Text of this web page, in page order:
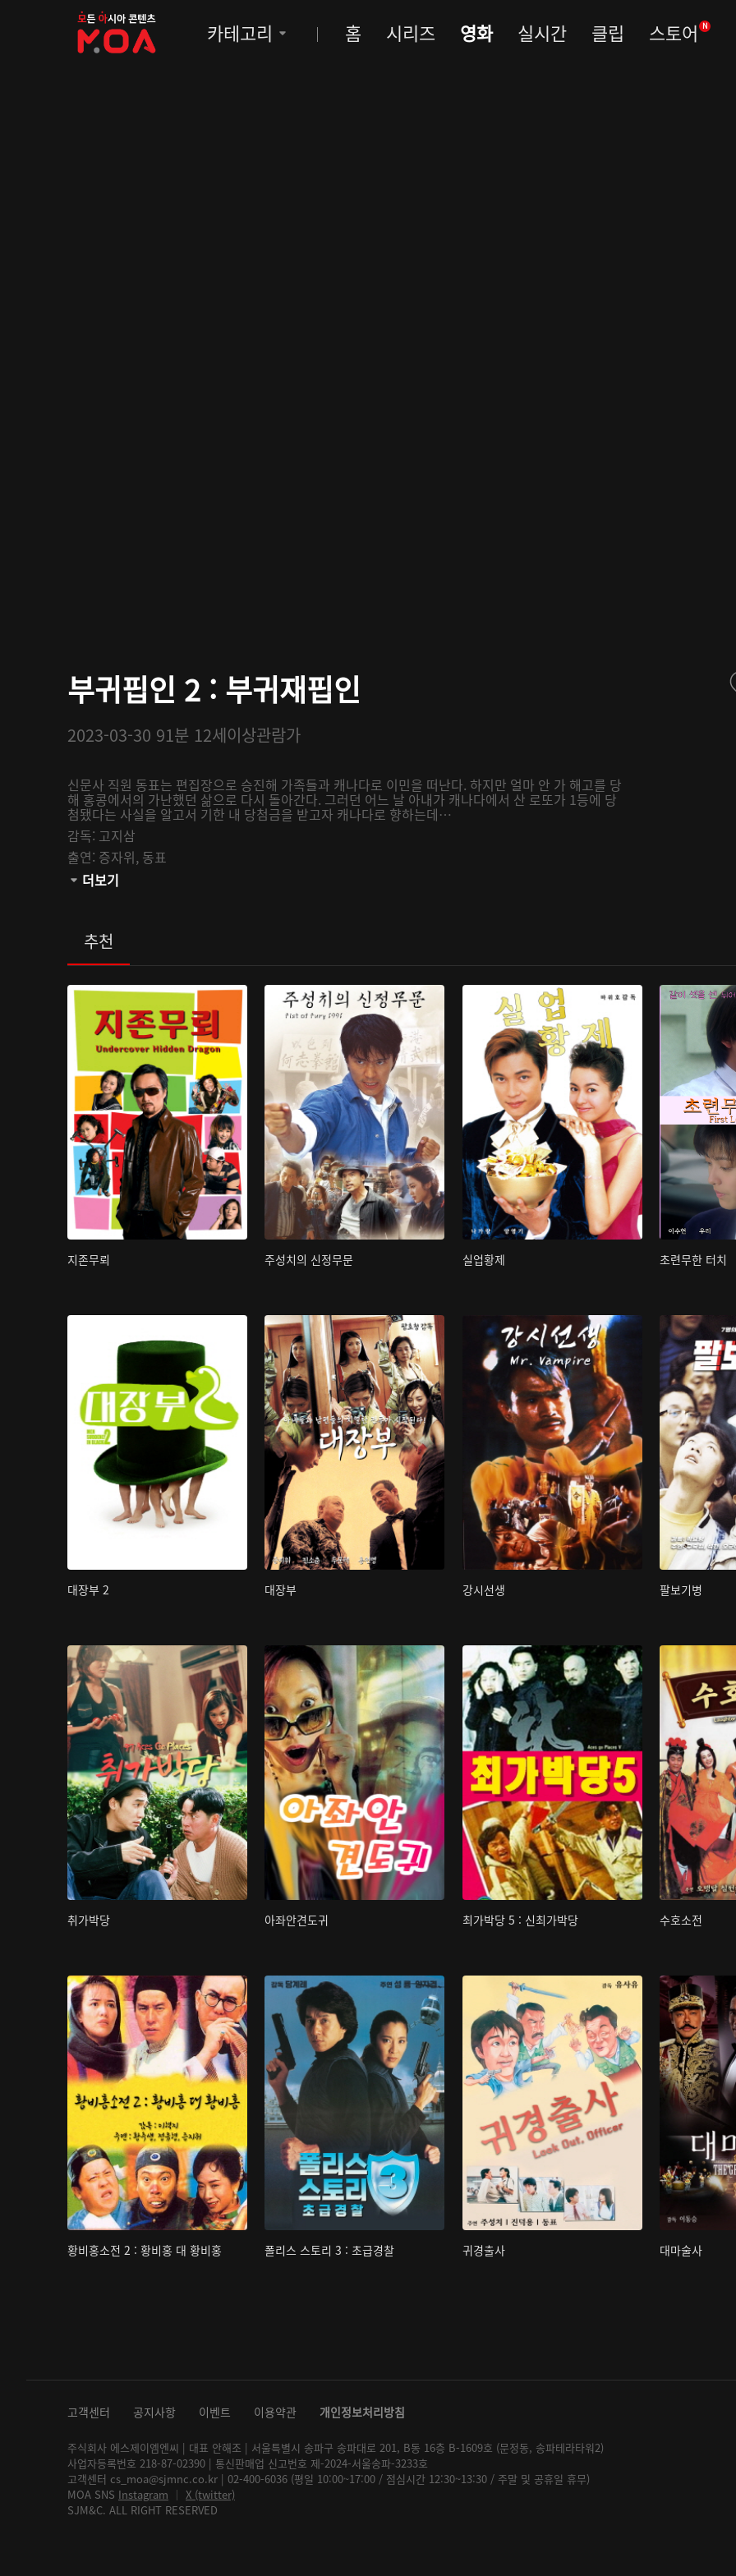
MOA
카테고리 홈 시리즈 영화 실시간 클립 스토어 N
부귀핍인 2 : 부귀재핍인
2023-03-30 91분 12세이상관람가
신문사 직원 동표는 편집장으로 승진해 가족들과 캐나다로 이민을 떠난다. 하지만 얼마 안 가 해고를 당
해 홍콩에서의 가난했던 삶으로 다시 돌아간다. 그러던 어느 날 아내가 캐나다에서 산 로또가 1등에 당
첨됐다는 사실을 알고서 기한 내 당첨금을 받고자 캐나다로 향하는데…
감독: 고지삼
출연: 증자위, 동표
관람등급:
더보기
추천
지존무뢰 주성치의 신정무문 실업황제 초련무한 터치
대장부 2 대장부 강시선생 팔보기병
취가박당 아좌안견도귀 최가박당 5 : 신최가박당 수호소전
황비홍소전 2 : 황비홍 대 황비홍 폴리스 스토리 3 : 초급경찰 귀경출사 대마술사
고객센터 공지사항 이벤트 이용약관 개인정보처리방침
주식회사 에스제이엠엔씨 | 대표 안해조 | 서울특별시 송파구 송파대로 201, B동 16층 B-1609호 (문정동, 송파테라타워2)
사업자등록번호 218-87-02390 | 통신판매업 신고번호 제-2024-서울송파-3233호
고객센터 cs_moa@sjmnc.co.kr | 02-400-6036 (평일 10:00~17:00 / 점심시간 12:30~13:30 / 주말 및 공휴일 휴무)
MOA SNS Instagram │ X (twitter)
SJM&C. ALL RIGHT RESERVED